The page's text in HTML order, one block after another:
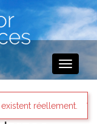
Toggle
des